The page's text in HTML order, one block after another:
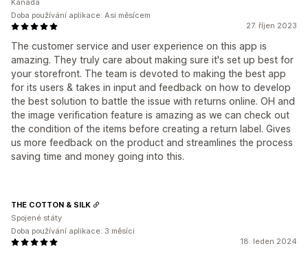
27. říjen 2023
The customer service and user experience on this app is
amazing. They truly care about making sure it's set up best for
your storefront. The team is devoted to making the best app
for its users & takes in input and feedback on how to develop
the best solution to battle the issue with returns online. OH and
the image verification feature is amazing as we can check out
the condition of the items before creating a return label. Gives
us more feedback on the product and streamlines the process
saving time and money going into this.
Kanada
Doba používání aplikace: Asi měsícem
18. leden 2024
THE COTTON & SILK
Spojené státy
Doba používání aplikace: 3 měsíci